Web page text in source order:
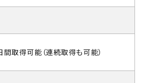
取得可能（連続取得も可能）